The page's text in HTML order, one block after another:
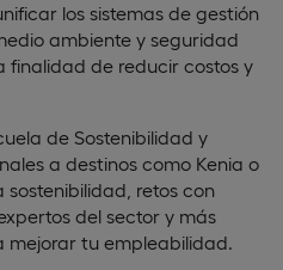
los sistemas de gestión
ambiente y seguridad
finalidad de reducir costos y
de Sostenibilidad y
a destinos como Kenia o
retos con
del sector y más
tu empleabilidad.